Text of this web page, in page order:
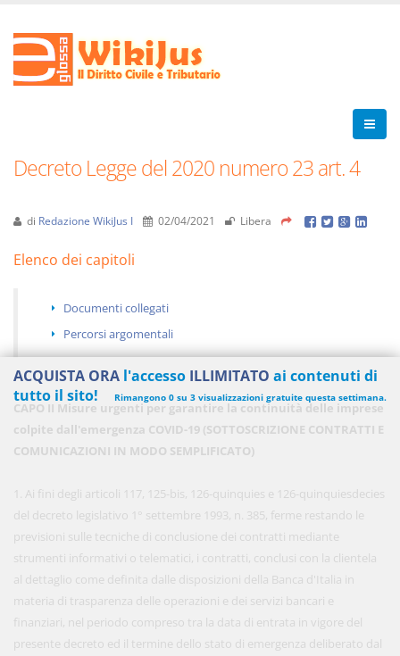
Decreto Legge del 2020 numero 23 art. 4
di Redazione WikiJus I 02/04/2021 Libera
Elenco dei capitoli
Documenti collegati
Percorsi argomentali
CAPO II Misure urgenti per garantire la continuità delle imprese
colpite dall'emergenza COVID-19 (SOTTOSCRIZIONE CONTRATTI E
COMUNICAZIONI IN MODO SEMPLIFICATO)
1. Ai fini degli articoli 117, 125-bis, 126-quinquies e 126-quinquiesdecies
del decreto legislativo 1° settembre 1993, n. 385, ferme restando le
previsioni sulle tecniche di conclusione dei contratti mediante
strumenti informativi o telematici, i contratti, conclusi con la clientela
al dettaglio come definita dalle disposizioni della Banca d'Italia in
materia di trasparenza delle operazioni e dei servizi bancari e
finanziari, nel periodo compreso tra la data di entrata in vigore del
presente decreto ed il termine dello stato di emergenza deliberato dal
ACQUISTA ORA l'accesso ILLIMITATO ai contenuti di
tutto il sito!
Rimangono 0 su 3 visualizzazioni gratuite questa settimana.
anziché 570.00€ ,risparmi il 21%!
Acquista ora
48,00 € MENSILI
Acquista ora